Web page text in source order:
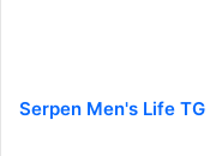
Serpen Men's Life TG